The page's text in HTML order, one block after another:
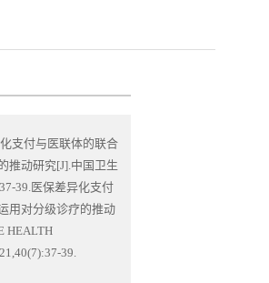
支付与医联体的联合
推动研究[J].中国卫生
39.医保差异化支付
用对分级诊疗的推动
HEALTH
39.